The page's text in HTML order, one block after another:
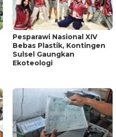
Pesparawi Nasional XIV
Bebas Plastik, Kontingen
Sulsel Gaungkan
Ekoteologi